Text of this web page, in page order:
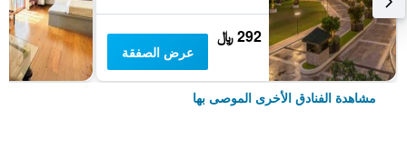
292 ﷼
عرض الصفقة
مشاهدة الفنادق الأخرى الموصى بها